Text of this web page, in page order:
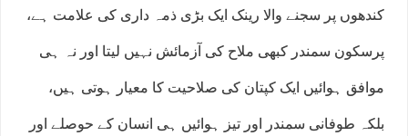
کندھوں پر سجنے والا رینک ایک بڑی ذمہ داری کی علامت ہے،
پرسکون سمندر کبھی ملاح کی آزمائش نہیں لیتا اور نہ ہی
موافق ہوائیں ایک کپتان کی صلاحیت کا معیار ہوتی ہیں،
بلکہ طوفانی سمندر اور تیز ہوائیں ہی انسان کے حوصلے اور